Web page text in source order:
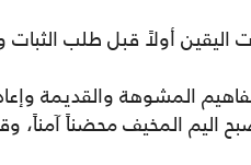
اليقين أولاً قبل طلب الثبات
المشوهة والقديمة
اليم المخيف محضناً آمناً،